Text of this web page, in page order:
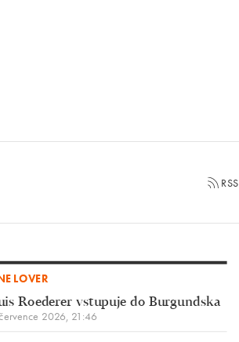
RSS
LOVER
Roederer vstupuje do Burgundska
2026, 21:46